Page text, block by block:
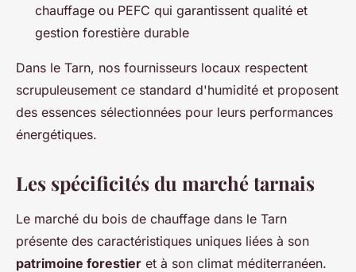
chauffage ou PEFC qui garantissent qualité et
gestion forestière durable
Dans le Tarn, nos fournisseurs locaux respectent
scrupuleusement ce standard d'humidité et proposent
des essences sélectionnées pour leurs performances
énergétiques.
Les spécificités du marché tarnais
Le marché du bois de chauffage dans le Tarn
présente des caractéristiques uniques liées à son
patrimoine forestier et à son climat méditerranéen.